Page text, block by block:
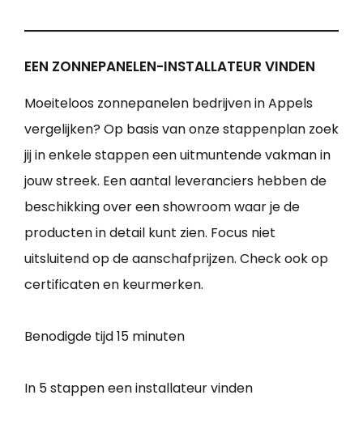
EEN ZONNEPANELEN-INSTALLATEUR VINDEN
Moeiteloos zonnepanelen bedrijven in Appels
vergelijken? Op basis van onze stappenplan zoek
jij in enkele stappen een uitmuntende vakman in
jouw streek. Een aantal leveranciers hebben de
beschikking over een showroom waar je de
producten in detail kunt zien. Focus niet
uitsluitend op de aanschafprijzen. Check ook op
certificaten en keurmerken.
Benodigde tijd15 minuten
In 5 stappen een installateur vinden